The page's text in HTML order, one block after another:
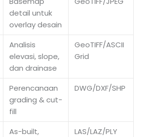
detail untuk
overlay desain
Analisis
elevasi, slope,
dan drainase
GeoTIFF/ASCII
Grid
Perencanaan
grading & cut-
fill
DWG/DXF/SHP
As-built,
LAS/LAZ/PLY